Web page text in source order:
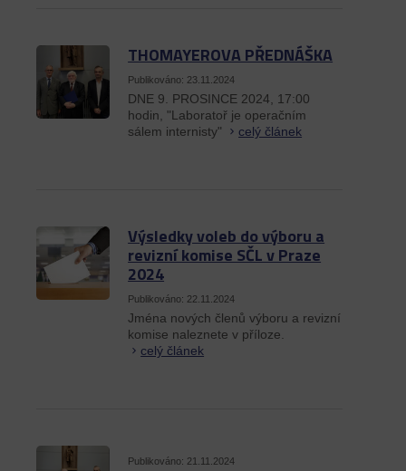
THOMAYEROVA PŘEDNÁŠKA
Publikováno: 23.11.2024
DNE 9. PROSINCE 2024, 17:00
hodin, "Laboratoř je operačním
sálem internisty"
celý článek
Výsledky voleb do výboru a
revizní komise SČL v Praze
2024
Publikováno: 22.11.2024
Jména nových členů výboru a revizní
komise naleznete v příloze.
celý článek
Publikováno: 21.11.2024